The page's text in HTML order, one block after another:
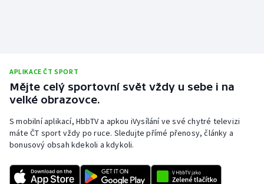
Sportovní střelba
Triatlon
Veslování
APLIKACE ČT SPORT
Mějte celý sportovní svět vždy u sebe i na
velké obrazovce.
S mobilní aplikací, HbbTV a apkou iVysílání ve své chytré televizi
máte ČT sport vždy po ruce. Sledujte přímé přenosy, články a
bonusový obsah kdekoli a kdykoli.